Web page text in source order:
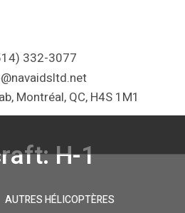
332-3077
Montréal, QC, H4S 1M1
H-1
AUTRES HÉLICOPTÈRES